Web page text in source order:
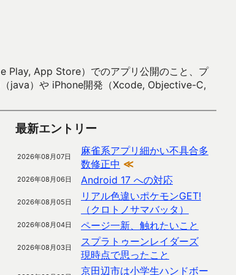
Play, App Store）でのアプリ公開のこと、プ
java）や iPhone開発（Xcode, Objective-C,
最新エントリー
2026年08月07日
麻雀系アプリ細かい不具合多
数修正中 ≪
2026年08月06日 Android 17 への対応
2026年08月05日
リアル色違いポケモンGET!
（クロトノサマバッタ）
2026年08月04日 ページ一新、触れたいこと
2026年08月03日
スプラトゥーンレイダーズ
現時点で思ったこと
京田辺市は小学生ハンドボー